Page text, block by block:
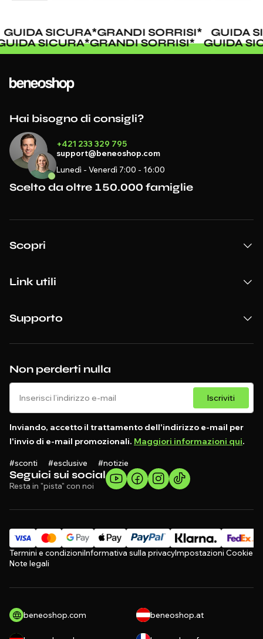
SICURA*GRANDI SORRISI*
GUIDA
GUIDA SICURA*GRANDI SORRISI* GUIDA
Seguici sui social
Resta in "pista" con noi
Non perderti nulla
Iscriviti
Inviando, accetto il trattamento dell'indirizzo e-mail per
l'invio di e-mail promozionali. Maggiori informazioni qui.
#sconti #esclusive #notizie
Hai bisogno di consigli?
+421 233 329 795
support@beneoshop.com
Lunedì - Venerdì 7:00 - 16:00
Scelto da oltre 150.000 famiglie
Scopri
Link utili
Supporto
Termini e condizioniInformativa sulla privacyImpostazioni Cookie
Note legali
beneoshop.com beneoshop.at